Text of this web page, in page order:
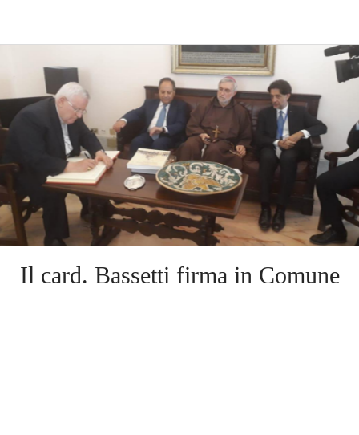
Il card. Bassetti firma in Comune